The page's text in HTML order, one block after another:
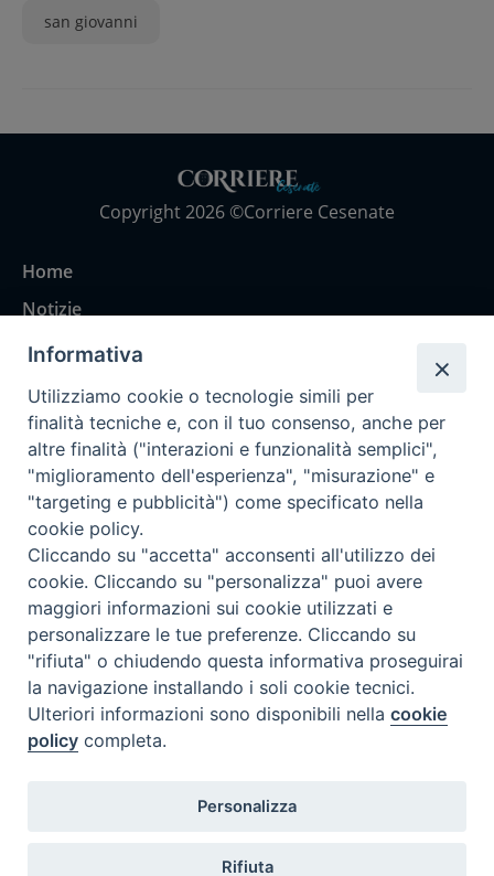
san giovanni
Copyright 2026 ©Corriere Cesenate
Home
Notizie
Rubriche
Chi siamo
Come abbonarsi
Contatti
Informativa
Utilizziamo cookie o tecnologie simili per
finalità tecniche e, con il tuo consenso, anche per
altre finalità ("interazioni e funzionalità semplici",
"miglioramento dell'esperienza", "misurazione" e
"targeting e pubblicità") come specificato nella
cookie policy.
Cliccando su "accetta" acconsenti all'utilizzo dei
cookie. Cliccando su "personalizza" puoi avere
maggiori informazioni sui cookie utilizzati e
personalizzare le tue preferenze. Cliccando su
"rifiuta" o chiudendo questa informativa proseguirai
la navigazione installando i soli cookie tecnici.
Ulteriori informazioni sono disponibili nellacookie
policy completa.
Personalizza
Rifiuta